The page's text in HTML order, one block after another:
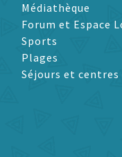
Médiathèque
Forum et Espace
Sports
Plages
Séjours et